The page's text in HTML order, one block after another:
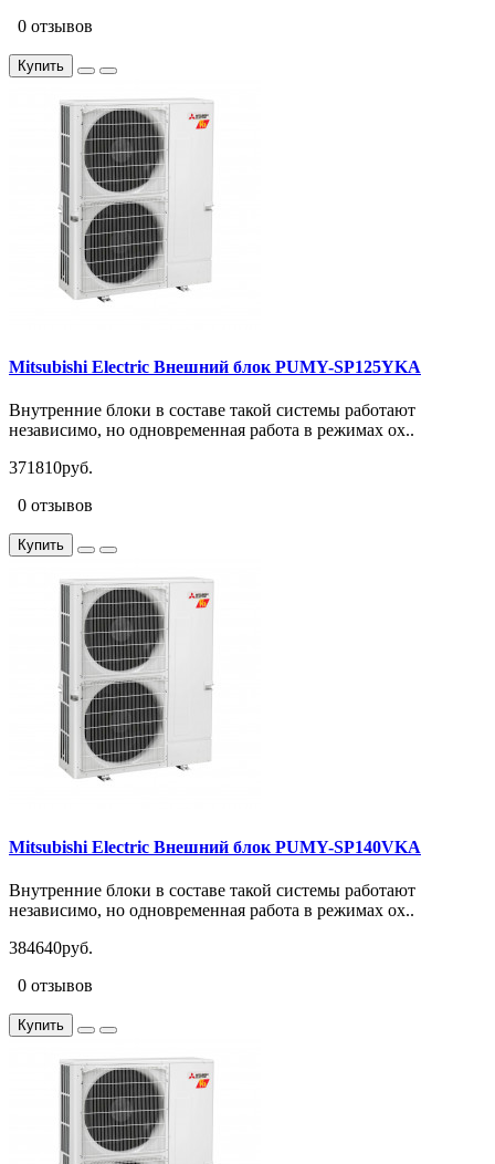
0 отзывов
Купить
Mitsubishi Electric Внешний блок PUMY-SP125YKA
Внутренние блоки в составе такой системы работают
независимо, но одновременная работа в режимах ох..
371810руб.
0 отзывов
Купить
Mitsubishi Electric Внешний блок PUMY-SP140VKA
Внутренние блоки в составе такой системы работают
независимо, но одновременная работа в режимах ох..
384640руб.
0 отзывов
Купить